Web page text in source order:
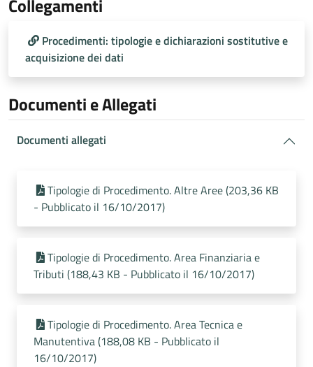
Collegamenti
Procedimenti: tipologie e dichiarazioni sostitutive e
acquisizione dei dati
Documenti e Allegati
Documenti allegati
Tipologie di Procedimento. Altre Aree (203,36 KB
- Pubblicato il 16/10/2017)
Tipologie di Procedimento. Area Finanziaria e
Tributi (188,43 KB - Pubblicato il 16/10/2017)
Tipologie di Procedimento. Area Tecnica e
Manutentiva (188,08 KB - Pubblicato il
16/10/2017)